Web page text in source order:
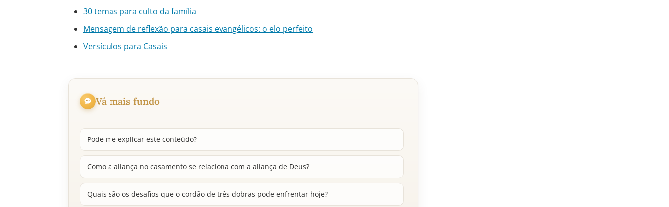
30 temas para culto da família
Mensagem de reflexão para casais evangélicos: o elo perfeito
Versículos para Casais
Vá mais fundo
Pode me explicar este conteúdo?
Como a aliança no casamento se relaciona com a aliança de Deus?
Quais são os desafios que o cordão de três dobras pode enfrentar hoje?